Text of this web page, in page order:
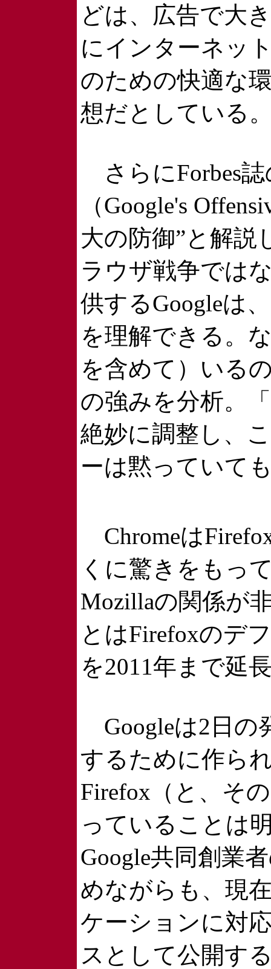
どは、広告で大
にインターネッ
のための快適な
想だとしている
さらにForbes誌
（Google's
大の防御”と解説
ラウザ戦争では
供するGoogleは
を理解できる。
を含めて）いる
の強みを分析。
絶妙に調整し、
ーは黙っていて
Chromeは
くに驚きをもっ
Mozillaの関係が
とはFirefoxのデ
を2011年まで延
Googleは2日の
するために作ら
Firefox（と、そ
っていることは
Google共同創業
めながらも、現
ケーションに対
スとして公開す